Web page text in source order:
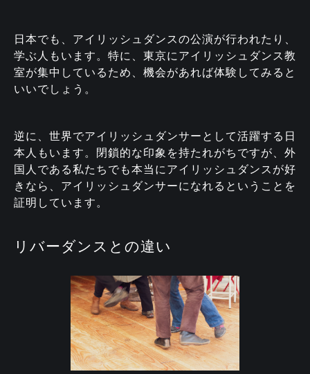
日本でも、アイリッシュダンスの公演が行われたり、
学ぶ人もいます。特に、東京にアイリッシュダンス教
室が集中しているため、機会があれば体験してみると
いいでしょう。
逆に、世界でアイリッシュダンサーとして活躍する日
本人もいます。閉鎖的な印象を持たれがちですが、外
国人である私たちでも本当にアイリッシュダンスが好
きなら、アイリッシュダンサーになれるということを
証明しています。
リバーダンスとの違い